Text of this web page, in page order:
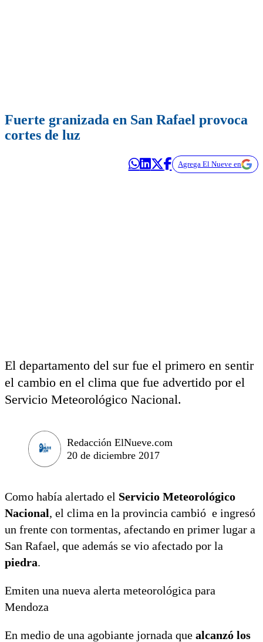
Fuerte granizada en San Rafael provoca
cortes de luz
Agrega El Nueve en
El departamento del sur fue el primero en sentir
el cambio en el clima que fue advertido por el
Servicio Meteorológico Nacional.
Redacción ElNueve.com
20 de diciembre 2017
Como había alertado el Servicio Meteorológico
Nacional, el clima en la provincia cambió e ingresó
un frente con tormentas, afectando en primer lugar a
San Rafael, que además se vio afectado por la
piedra.
Emiten una nueva alerta meteorológica para
Mendoza
En medio de una agobiante jornada que alcanzó los